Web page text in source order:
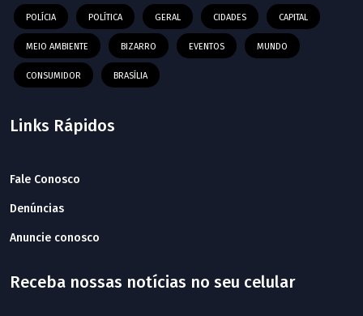
POLÍCIA POLÍTICA GERAL CIDADES CAPITAL
MEIO AMBIENTE BIZARRO EVENTOS MUNDO
CONSUMIDOR BRASÍLIA
Links Rápidos
Fale Conosco
Denúncias
Anuncie conosco
Receba nossas notícias no seu celular